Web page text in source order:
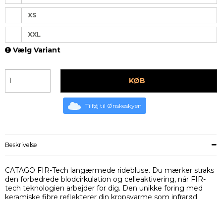
XS
XXL
Vælg Variant
KØB
Tilføj til Ønskeskyen
Beskrivelse
CATAGO FIR-Tech langærmede ridebluse. Du mærker straks
den forbedrede blodcirkulation og celleaktivering, når FIR-
tech teknologien arbejder for dig. Den unikke foring med
keramiske fibre reflekterer din kropsvarme som infrarød